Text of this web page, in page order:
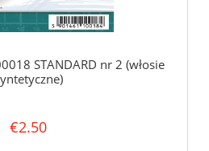
STANDARD nr 2 (włosie
€2.50